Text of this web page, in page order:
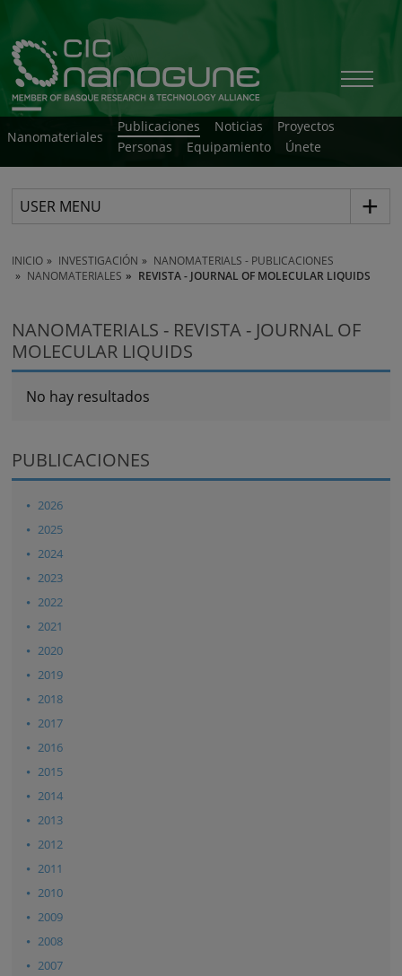
Nanomateriales
Publicaciones Noticias
Proyectos
Personas
Equipamiento Únete
USER MENU
INICIO INVESTIGACIÓN
NANOMATERIALS - PUBLICACIONES
NANOMATERIALES
REVISTA - JOURNAL OF MOLECULAR LIQUIDS
NANOMATERIALS - REVISTA - JOURNAL OF
MOLECULAR LIQUIDS
No hay resultados
PUBLICACIONES
2026
2025
2024
2023
2022
2021
2020
2019
2018
2017
2016
2015
2014
2013
2012
2011
2010
2009
2008
2007